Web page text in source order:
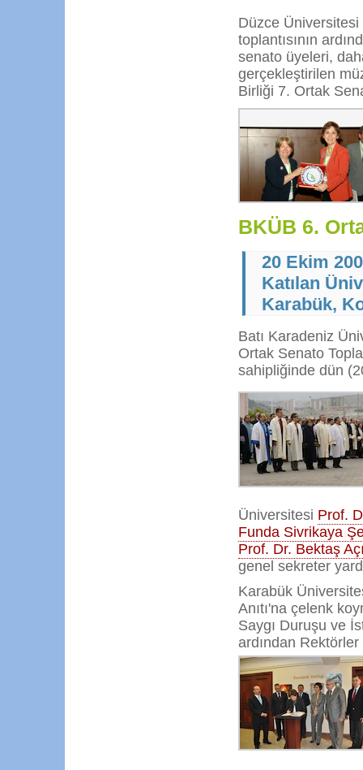
Düzce
toplantısının
senato üyeleri,
gerçekleştirilen
Birliği 7. Ortak
BKÜB 6.
20 Ekim
Katılan
Karabük,
Batı Karadeniz
Ortak Senato
sahipliğinde dün
Üniversitesi Prof.
Funda Sivrikaya
Prof. Dr. Bektaş
genel sekreter
Karabük
Anıtı'na çelenk
Saygı Duruşu ve
ardından